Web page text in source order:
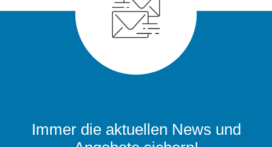
Immer die aktuellen News und